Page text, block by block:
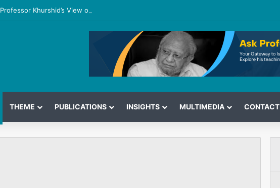
Professor Khurshid’s View on the G7 Meeting
THEME PUBLICATIONS INSIGHTS MULTIMEDIA CONTACT